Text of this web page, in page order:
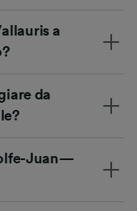
a
da
Juan—